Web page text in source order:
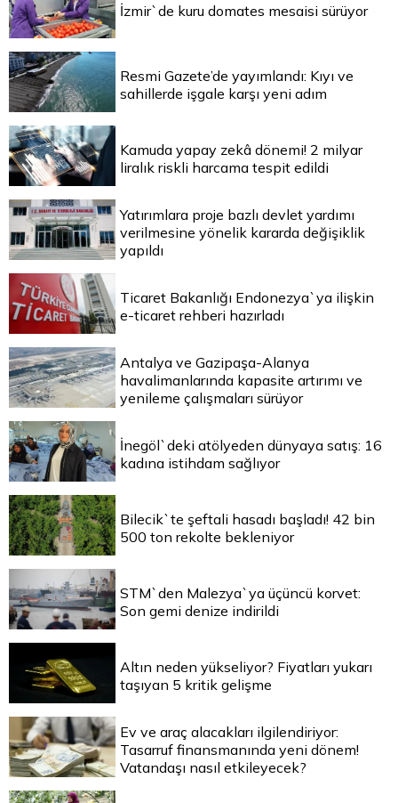
İzmir`de kuru domates mesaisi sürüyor
Resmi Gazete’de yayımlandı: Kıyı ve
sahillerde işgale karşı yeni adım
Kamuda yapay zekâ dönemi! 2 milyar
liralık riskli harcama tespit edildi
Yatırımlara proje bazlı devlet yardımı
verilmesine yönelik kararda değişiklik
yapıldı
Ticaret Bakanlığı Endonezya`ya ilişkin
e-ticaret rehberi hazırladı
Antalya ve Gazipaşa-Alanya
havalimanlarında kapasite artırımı ve
yenileme çalışmaları sürüyor
İnegöl`deki atölyeden dünyaya satış: 16
kadına istihdam sağlıyor
Bilecik`te şeftali hasadı başladı! 42 bin
500 ton rekolte bekleniyor
STM`den Malezya`ya üçüncü korvet:
Son gemi denize indirildi
Altın neden yükseliyor? Fiyatları yukarı
taşıyan 5 kritik gelişme
Ev ve araç alacakları ilgilendiriyor:
Tasarruf finansmanında yeni dönem!
Vatandaşı nasıl etkileyecek?